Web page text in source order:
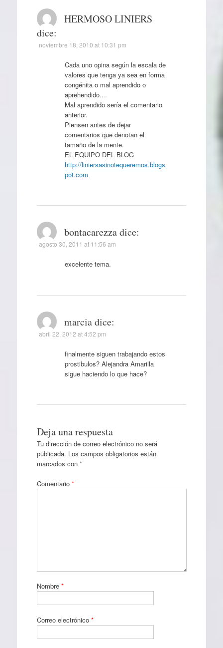
HERMOSO LINIERS
dice:
noviembre 18, 2010 at 10:31 pm
Cada uno opina según la escala de
valores que tenga ya sea en forma
congénita o mal aprendido o
aprehendido…
Mal aprendido sería el comentario
anterior.
Piensen antes de dejar
comentarios que denotan el
tamaño de la mente.
EL EQUIPO DEL BLOG
http://liniersasinotequeremos.blogs
pot.com
bontacarezza dice:
agosto 30, 2011 at 11:56 am
excelente tema.
marcia dice:
abril 22, 2012 at 4:52 pm
finalmente siguen trabajando estos
prostibulos? Alejandra Amarilla
sigue haciendo lo que hace?
Deja una respuesta
Tu dirección de correo electrónico no será
publicada. Los campos obligatorios están
marcados con *
Comentario *
Nombre *
Correo electrónico *